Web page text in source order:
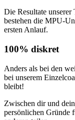
Die Resultate unserer
bestehen die MPU-
ersten Anlauf.
100% diskret
Anders als bei den
bei unserem
bleibt!
Zwischen dir und
persönlichen Gründe